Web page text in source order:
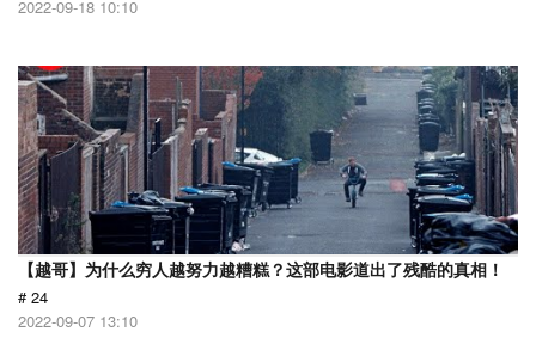
2022-09-18 10:10
【越哥】为什么穷人越努力越糟糕？这部电影道出了残酷的真相！
# 24
2022-09-07 13:10